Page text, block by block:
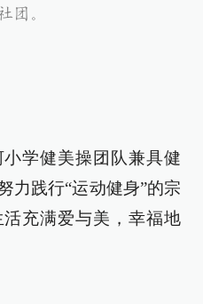
团 。
学健美操团队兼具健
力践行“运动健身”的宗
充满爱与美，幸福地